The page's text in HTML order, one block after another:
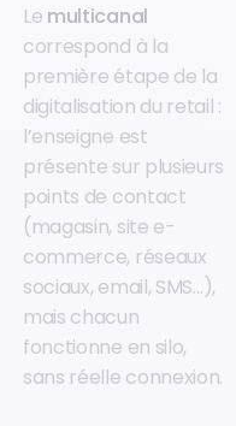
Le multicanal
correspond à la
première étape de la
digitalisation du retail :
l’enseigne est
présente sur plusieurs
points de contact
(magasin, site e-
commerce, réseaux
sociaux, email, SMS…),
mais chacun
fonctionne en silo,
sans réelle connexion.